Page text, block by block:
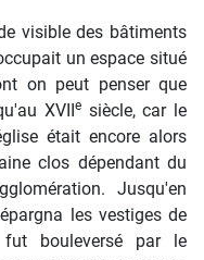
visible des bâtiments
un espace situé
on peut penser que
XVII esiècle, car le
était encore alors
clos dépendant du
Jusqu'en
les vestiges de
fut bouleversé par le